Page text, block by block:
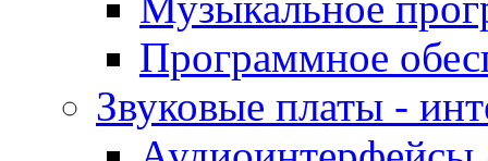
Программное
Звуковые платы -